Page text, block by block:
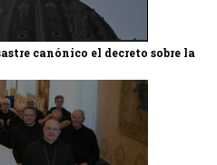
canónico el decreto sobre la